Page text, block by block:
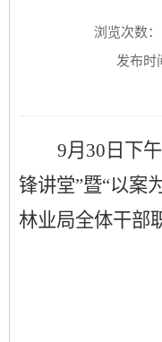
浏览次数：
发布时
9月30日下
锋讲堂”暨“以案
林业局全体干部